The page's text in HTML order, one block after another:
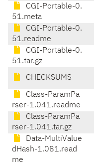
CGI-Portable-0.
51.meta
CGI-Portable-0.
51.readme
CGI-Portable-0.
51.tar.gz
CHECKSUMS
Class-ParamPa
rser-1.041.readme
Class-ParamPa
rser-1.041.tar.gz
Data-MultiValue
dHash-1.081.read
me